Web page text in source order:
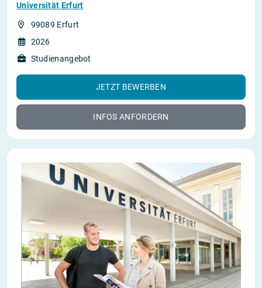
Universität Erfurt
99089 Erfurt
2026
Studienangebot
JETZT BEWERBEN
INFOS ANFORDERN